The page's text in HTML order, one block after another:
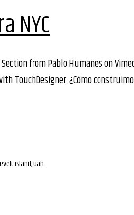
NYC
from Pablo Humanes on
TouchDesigner. ¿Cómo
island,uah